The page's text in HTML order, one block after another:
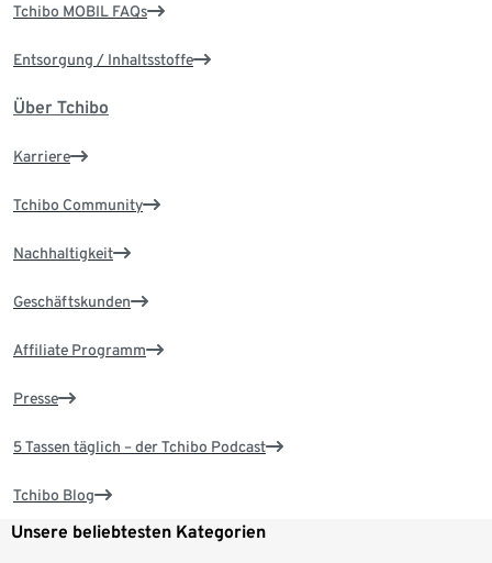
Tchibo MOBIL FAQs
Entsorgung / Inhaltsstoffe
Über Tchibo
Karriere
Tchibo Community
Nachhaltigkeit
Geschäftskunden
Affiliate Programm
Presse
5 Tassen täglich – der Tchibo Podcast
Tchibo Blog
Unsere beliebtesten Kategorien